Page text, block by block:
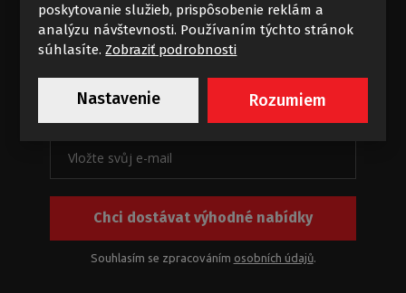
Standardní příliv koupelnových
zajímavostí
Novinky a akce na e-mail
Chci dostávat výhodné nabídky
Souhlasím se zpracováním osobních údajů.
poskytovanie služieb, prispôsobenie reklám a
analýzu návštevnosti. Používaním týchto stránok
súhlasíte.Zobraziť podrobnosti
Nastavenie Rozumiem